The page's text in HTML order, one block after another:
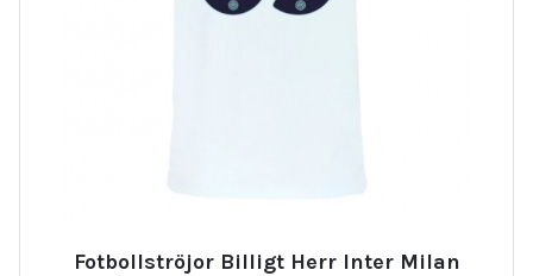
Fotbollströjor Billigt Herr Inter Milan